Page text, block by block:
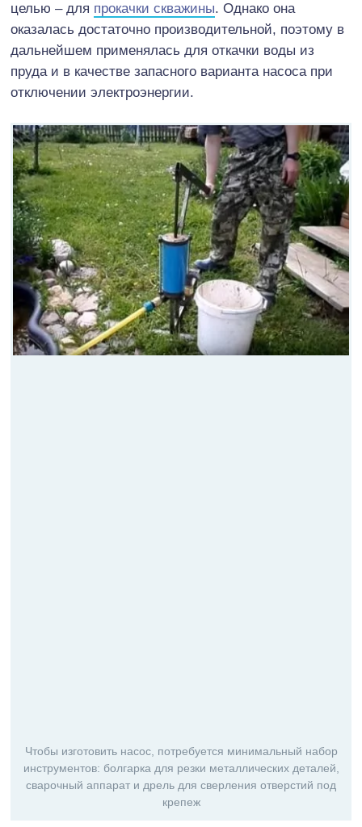
целью – для прокачки скважины. Однако она
оказалась достаточно производительной, поэтому в
дальнейшем применялась для откачки воды из
пруда и в качестве запасного варианта насоса при
отключении электроэнергии.
Чтобы изготовить насос, потребуется минимальный набор
инструментов: болгарка для резки металлических деталей,
сварочный аппарат и дрель для сверления отверстий под
крепеж